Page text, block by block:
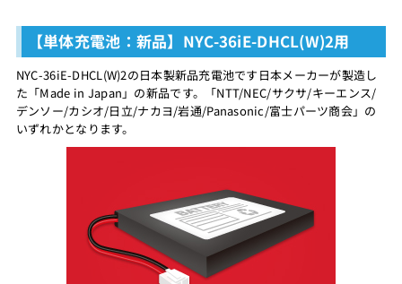
【単体充電池：新品】NYC-36iE-DHCL(W)2用
NYC-36iE-DHCL(W)2の日本製新品充電池です日本メーカーが製造し
た「Made in Japan」の新品です。「NTT/NEC/サクサ/キーエンス/
デンソー/カシオ/日立/ナカヨ/岩通/Panasonic/富士パーツ商会」の
いずれかとなります。